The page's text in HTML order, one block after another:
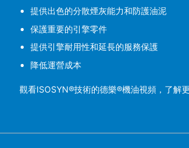
提供出色的分散煙灰能力和防護油泥
保護重要的引擎零件
提供引擎耐用性和延長的服務保護
降低運營成本
觀看ISOSYN®技術的德樂®機油視頻，了解更